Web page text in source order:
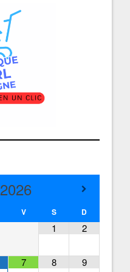
2026
V S D
1 2
7 8 9